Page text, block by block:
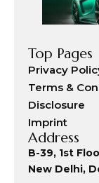
Top Pages
Privacy
Terms &
Disclosure
Imprint
Address
B-39, 1st
New Delhi,